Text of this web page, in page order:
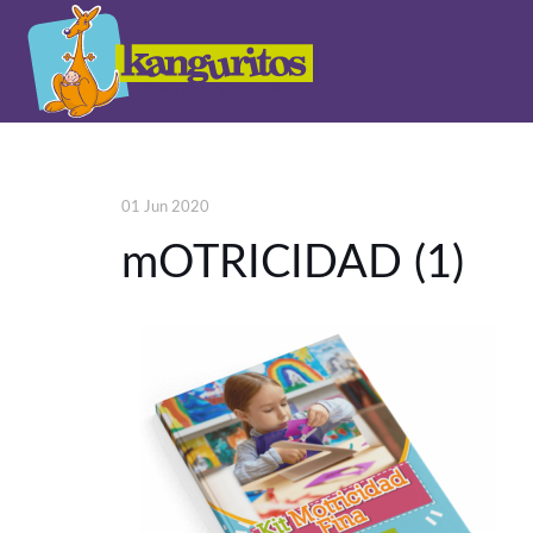
01 Jun 2020
mOTRICIDAD (1)